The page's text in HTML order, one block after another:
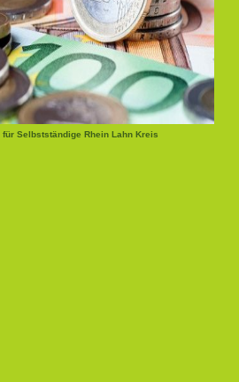
für Selbstständige Rhein Lahn Kreis